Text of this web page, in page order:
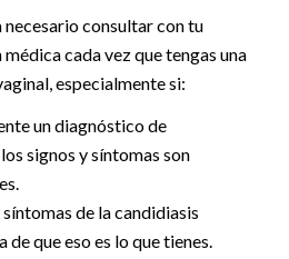
consultar con tu
cada vez que tengas una
especialmente si:
un diagnóstico de
signos y síntomas son
de la candidiasis
de que eso es lo que tienes.